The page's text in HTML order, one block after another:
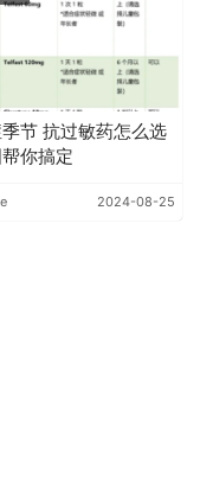
节 抗过敏药怎么选
你搞定
2024-08-25